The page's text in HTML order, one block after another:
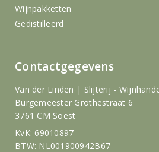
Wijnpakketten
Gedistilleerd
Contactgegevens
Van der Linden | Slijterij -
Burgemeester Grothestraat 6
3761 CM Soest
KvK: 69010897
BTW: NL001900942B67